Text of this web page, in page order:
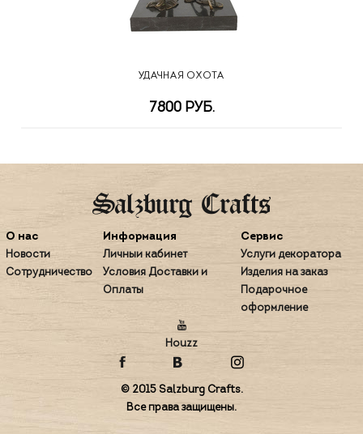
УДАЧНАЯ ОХОТА
7800 РУБ.
О нас
Новости
Сотрудничество
Информация
Личный кабинет
Условия Доставки и
Оплаты
Сервис
Услуги декоратора
Изделия на заказ
Подарочное
оформление
Houzz
© 2015 Salzburg Crafts.
Все права защищены.